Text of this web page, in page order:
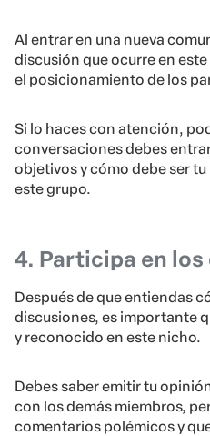
Al entrar en una nueva
discusión que ocurre en
el posicionamiento de los
Si lo haces con atención,
conversaciones debes
objetivos y cómo debe ser
este grupo.
4. Participa en los
Después de que entiendas
discusiones, es importante
y reconocido en este nicho.
Debes saber emitir tu
con los demás miembros,
comentarios polémicos y